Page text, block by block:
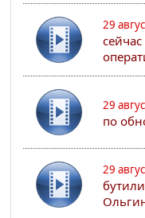
29
29
по
29